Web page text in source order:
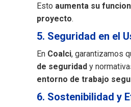
Esto aumenta su
proyecto.
5. Seguridad en el
En Coalci, garantizamos
de seguridad y
entorno de trabajo
6. Sostenibilidad y